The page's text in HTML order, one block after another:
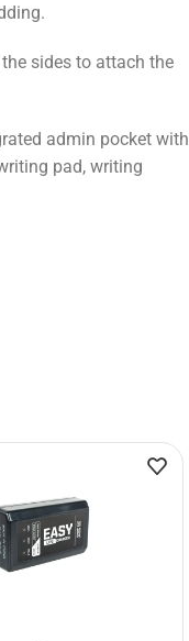
sides to attach the
admin pocket with
pad, writing